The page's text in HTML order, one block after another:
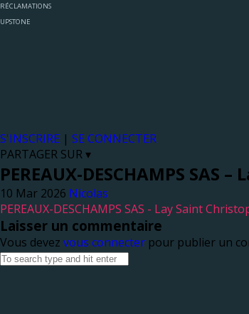
RÉCLAMATIONS
UPSTONE
S'INSCRIRE | SE CONNECTER
PARTAGER SUR ▾
PEREAUX-DESCHAMPS SAS
Nicolas
PEREAUX-DESCHAMPS SAS - Lay Saint
Laisser un commentaire
Vous devez vous connecter pour publier un